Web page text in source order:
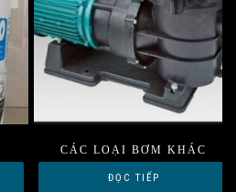
CÁC LOẠI BƠM KHÁC
ĐỌC TIẾP